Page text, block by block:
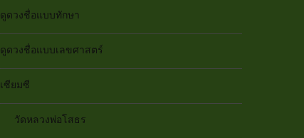
ดูดวงชื่อแบบทักษา
ดูดวงชื่อแบบเลขศาสตร์
เซียมซี
วัดหลวงพ่อโสธร